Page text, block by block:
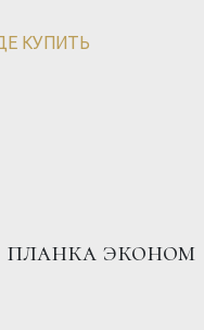
КУПИТЬ
эконом